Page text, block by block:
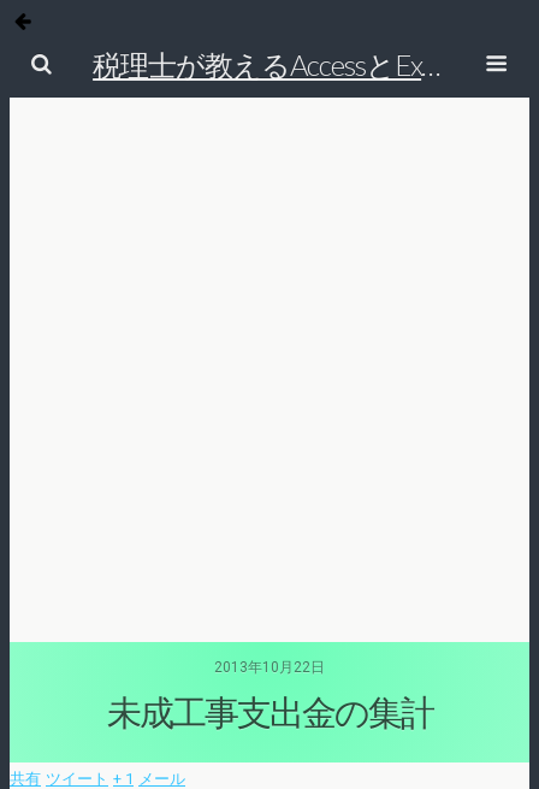
税理士が教えるAccessとExcelで経理の仕事を効率的にする方法
2013年10月22日
未成工事支出金の集計
共有 ツイート + 1 メール